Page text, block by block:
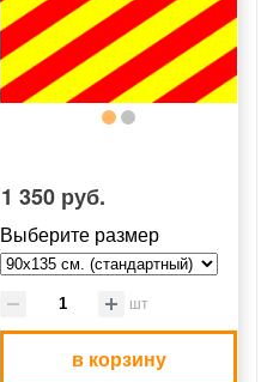
1 350 руб.
Выберите размер
шт
в корзину